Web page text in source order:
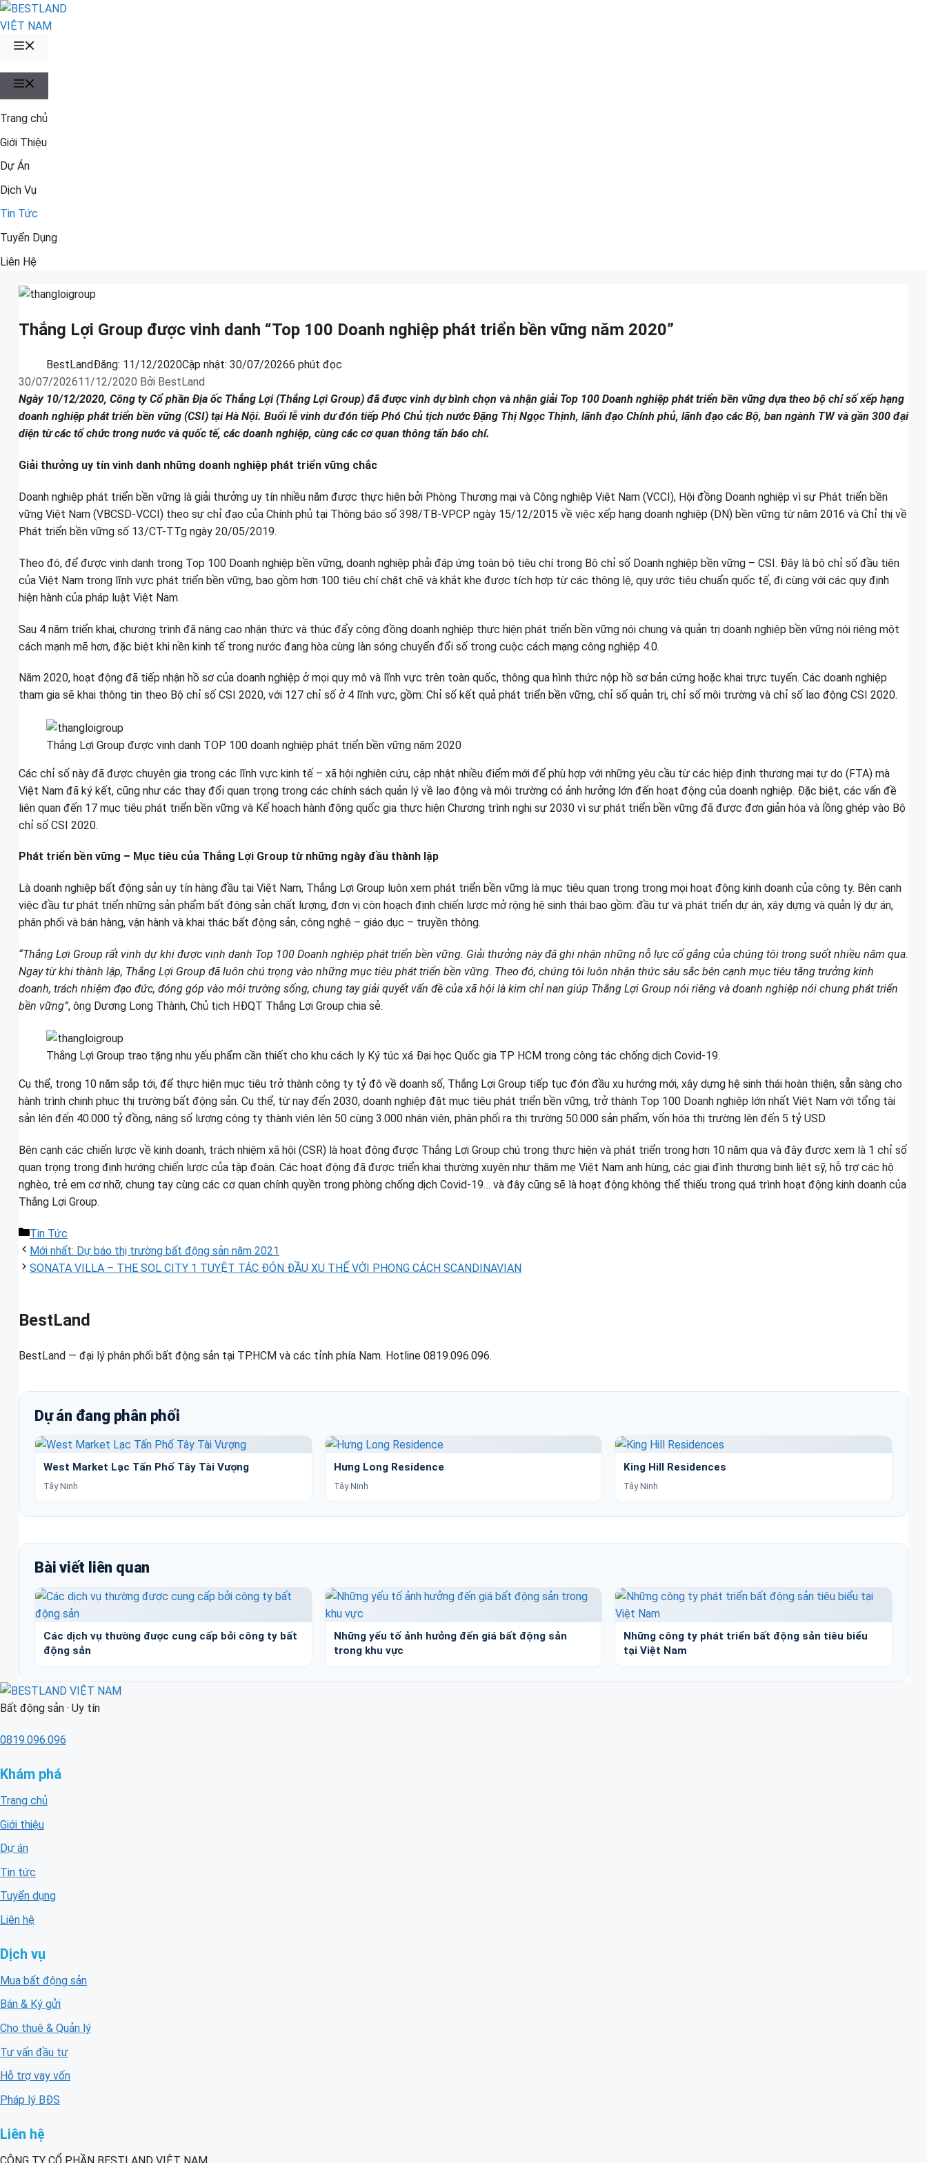
Chuyển
đến
Trang chủ
Giới Thiệu
Dự Án
Dịch Vụ
Tin Tức
Tuyển Dụng
Liên Hệ
Thắng Lợi Group được vinh danh “Top 100 Doanh nghiệp phát triển bền vững năm 2020”
BestLandĐăng: 11/12/2020Cập nhật: 30/07/20266 phút đọc
30/07/202611/12/2020 Bởi BestLand
Ngày 10/12/2020, Công ty Cổ phần Địa ốc Thắng Lợi (Thắng Lợi Group) đã được vinh dự bình chọn và nhận giải Top 100 Doanh nghiệp phát triển bền vững dựa theo bộ chỉ số xếp hạng
doanh nghiệp phát triển bền vững (CSI) tại Hà Nội. Buổi lễ vinh dư đón tiếp Phó Chủ tịch nước Đặng Thị Ngọc Thịnh, lãnh đạo Chính phủ, lãnh đạo các Bộ, ban ngành TW và gần 300 đại
diện từ các tổ chức trong nước và quốc tế, các doanh nghiệp, cùng các cơ quan thông tấn báo chí.
Giải thưởng uy tín vinh danh những doanh nghiệp phát triển vững chắc
Doanh nghiệp phát triển bền vững là giải thưởng uy tín nhiều năm được thực hiện bởi Phòng Thương mại và Công nghiệp Việt Nam (VCCI), Hội đồng Doanh nghiệp vì sự Phát triển bền
vững Việt Nam (VBCSD-VCCI) theo sự chỉ đạo của Chính phủ tại Thông báo số 398/TB-VPCP ngày 15/12/2015 về việc xếp hạng doanh nghiệp (DN) bền vững từ năm 2016 và Chỉ thị về
Phát triển bền vững số 13/CT-TTg ngày 20/05/2019.
Theo đó, để được vinh danh trong Top 100 Doanh nghiệp bền vững, doanh nghiệp phải đáp ứng toàn bộ tiêu chí trong Bộ chỉ số Doanh nghiệp bền vững – CSI. Đây là bộ chỉ số đầu tiên
của Việt Nam trong lĩnh vực phát triển bền vững, bao gồm hơn 100 tiêu chí chặt chẽ và khắt khe được tích hợp từ các thông lệ, quy ước tiêu chuẩn quốc tế, đi cùng với các quy định
hiện hành của pháp luật Việt Nam.
Sau 4 năm triển khai, chương trình đã nâng cao nhận thức và thúc đẩy cộng đồng doanh nghiệp thực hiện phát triển bền vững nói chung và quản trị doanh nghiệp bền vững nói riêng một
cách mạnh mẽ hơn, đặc biệt khi nền kinh tế trong nước đang hòa cùng làn sóng chuyển đổi số trong cuộc cách mạng công nghiệp 4.0.
Năm 2020, hoạt động đã tiếp nhận hồ sơ của doanh nghiệp ở mọi quy mô và lĩnh vực trên toàn quốc, thông qua hình thức nộp hồ sơ bản cứng hoặc khai trực tuyến. Các doanh nghiệp
tham gia sẽ khai thông tin theo Bộ chỉ số CSI 2020, với 127 chỉ số ở 4 lĩnh vực, gồm: Chỉ số kết quả phát triển bền vững, chỉ số quản trị, chỉ số môi trường và chỉ số lao động CSI 2020.
Thắng Lợi Group được vinh danh TOP 100 doanh nghiệp phát triển bền vững năm 2020
Các chỉ số này đã được chuyên gia trong các lĩnh vực kinh tế – xã hội nghiên cứu, cập nhật nhiều điểm mới để phù hợp với những yêu cầu từ các hiệp định thương mại tự do (FTA) mà
Việt Nam đã ký kết, cũng như các thay đổi quan trọng trong các chính sách quản lý về lao động và môi trường có ảnh hưởng lớn đến hoạt động của doanh nghiệp. Đặc biệt, các vấn đề
liên quan đến 17 mục tiêu phát triển bền vững và Kế hoạch hành động quốc gia thực hiện Chương trình nghị sự 2030 vì sự phát triển bền vững đã được đơn giản hóa và lồng ghép vào Bộ
chỉ số CSI 2020.
Phát triển bền vững – Mục tiêu của Thắng Lợi Group từ những ngày đầu thành lập
Là doanh nghiệp bất động sản uy tín hàng đầu tại Việt Nam, Thắng Lợi Group luôn xem phát triển bền vững là mục tiêu quan trọng trong mọi hoạt động kinh doanh của công ty. Bên cạnh
việc đầu tư phát triển những sản phẩm bất động sản chất lượng, đơn vị còn hoạch định chiến lược mở rộng hệ sinh thái bao gồm: đầu tư và phát triển dự án, xây dựng và quản lý dự án,
phân phối và bán hàng, vận hành và khai thác bất động sản, công nghệ – giáo dục – truyền thông.
“Thắng Lợi Group rất vinh dự khi được vinh danh Top 100 Doanh nghiệp phát triển bền vững. Giải thưởng này đã ghi nhận những nỗ lực cố gắng của chúng tôi trong suốt nhiều năm qua.
Ngay từ khi thành lập, Thắng Lợi Group đã luôn chú trọng vào những mục tiêu phát triển bền vững. Theo đó, chúng tôi luôn nhận thức sâu sắc bên cạnh mục tiêu tăng trưởng kinh
doanh, trách nhiệm đạo đức, đóng góp vào môi trường sống, chung tay giải quyết vấn đề của xã hội là kim chỉ nan giúp Thắng Lợi Group nói riêng và doanh nghiệp nói chung phát triển
bền vững”, ông Dương Long Thành, Chủ tịch HĐQT Thắng Lợi Group chia sẻ.
Thắng Lợi Group trao tặng nhu yếu phẩm cần thiết cho khu cách ly Ký túc xá Đại học Quốc gia TP HCM trong công tác chống dịch Covid-19.
Cụ thể, trong 10 năm sắp tới, để thực hiện mục tiêu trở thành công ty tỷ đô về doanh số, Thắng Lợi Group tiếp tục đón đầu xu hướng mới, xây dựng hệ sinh thái hoàn thiện, sẵn sàng cho
hành trình chinh phục thị trường bất động sản. Cụ thể, từ nay đến 2030, doanh nghiệp đặt mục tiêu phát triển bền vững, trở thành Top 100 Doanh nghiệp lớn nhất Việt Nam với tổng tài
sản lên đến 40.000 tỷ đồng, nâng số lượng công ty thành viên lên 50 cùng 3.000 nhân viên, phân phối ra thị trường 50.000 sản phẩm, vốn hóa thị trường lên đến 5 tỷ USD.
Bên cạnh các chiến lược về kinh doanh, trách nhiệm xã hội (CSR) là hoạt động được Thắng Lợi Group chú trọng thực hiện và phát triển trong hơn 10 năm qua và đây được xem là 1 chỉ số
quan trọng trong định hướng chiến lược của tập đoàn. Các hoạt động đã được triển khai thường xuyên như thăm mẹ Việt Nam anh hùng, các giai đình thương binh liệt sỹ, hỗ trợ các hộ
nghèo, trẻ em cơ nhỡ, chung tay cùng các cơ quan chính quyền trong phòng chống dịch Covid-19… và đây cũng sẽ là hoạt động không thể thiếu trong quá trình hoạt động kinh doanh của
Thắng Lợi Group.
Danh
mục
Tin Tức
Mới nhất: Dự báo thị trường bất động sản năm 2021
SONATA VILLA – THE SOL CITY 1 TUYỆT TÁC ĐÓN ĐẦU XU THẾ VỚI PHONG CÁCH SCANDINAVIAN
BestLand
BestLand — đại lý phân phối bất động sản tại TP.HCM và các tỉnh phía Nam. Hotline 0819.096.096.
Dự án đang phân phối
West Market Lạc Tấn Phố Tây Tài Vượng
Tây Ninh
Hưng Long Residence
Tây Ninh
King Hill Residences
Tây Ninh
Bài viết liên quan
Các dịch vụ thường được cung cấp bởi công ty bất
động sản
Những yếu tố ảnh hưởng đến giá bất động sản
trong khu vực
Những công ty phát triển bất động sản tiêu biểu
tại Việt Nam
Bất động sản · Uy tín
0819.096.096
Khám phá
Trang chủ
Giới thiệu
Dự án
Tin tức
Tuyển dụng
Liên hệ
Dịch vụ
Mua bất động sản
Bán & Ký gửi
Cho thuê & Quản lý
Tư vấn đầu tư
Hỗ trợ vay vốn
Pháp lý BĐS
Liên hệ
CÔNG TY CỔ PHẦN BESTLAND VIỆT NAM